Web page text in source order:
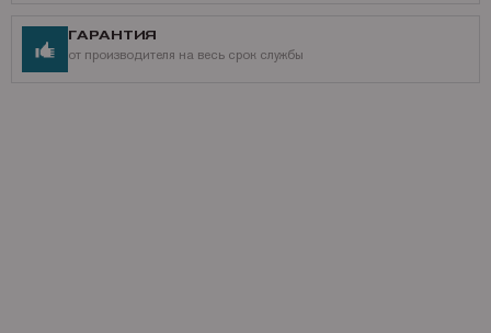
ГАРАНТИЯ
от производителя на весь срок службы